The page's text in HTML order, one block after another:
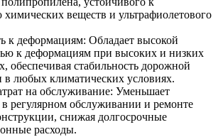
химических веществ и ультрафиолетового
к деформациям: Обладает высокой
к деформациям при высоких и низких
обеспечивая стабильность дорожной
в любых климатических условиях.
на обслуживание: Уменьшает
в регулярном обслуживании и ремонте
снижая долгосрочные
расходы.